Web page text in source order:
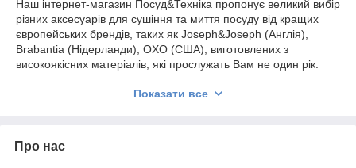
Наш інтернет-магазин Посуд&Техніка пропонує великий вибір
різних аксесуарів для сушіння та миття посуду від кращих
європейських брендів, таких як Joseph&Joseph (Англія),
Brabantia (Нідерланди), OXO (США), виготовлених з
високоякісних матеріалів, які прослужать Вам не один рік.
Одесі, Полтаві пропонуємо у нас з доставкою в будь-яку
Показати все
Про нас